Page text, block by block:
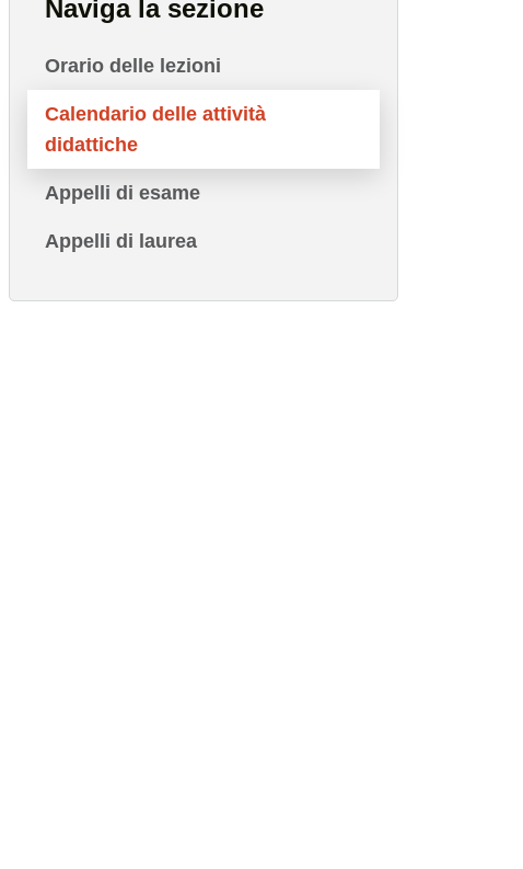
Naviga la sezione
Orario delle lezioni
Calendario delle attività
didattiche
Appelli di esame
Appelli di laurea